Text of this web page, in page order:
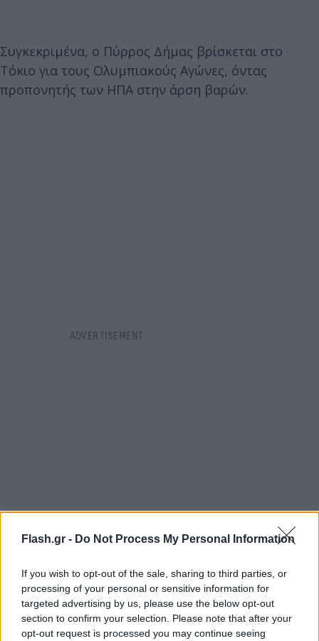
Flash.gr - Do Not Process My Personal Information
If you wish to opt-out of the sale, sharing to third parties, or
processing of your personal or sensitive information for
targeted advertising by us, please use the below opt-out
section to confirm your selection. Please note that after your
opt-out request is processed you may continue seeing
Συγκεκριμένα, ο Πύρρος Δήμας βρίσκεται στο
Τόκιο για τους Ολυμπιακούς Αγώνες, όντας
προπονητής των ΗΠΑ στην άρση βαρών.
Ο Πύρρος Δήμας έζησε έντονα τον αγώνα της Μάτι
Ρότζερς, η οποία αγωνιζόταν στον τελικό των 87
κιλών.